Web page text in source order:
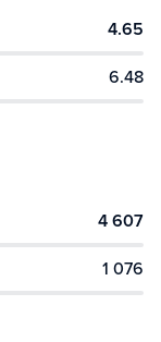
4.65
6.48
4 607
1 076